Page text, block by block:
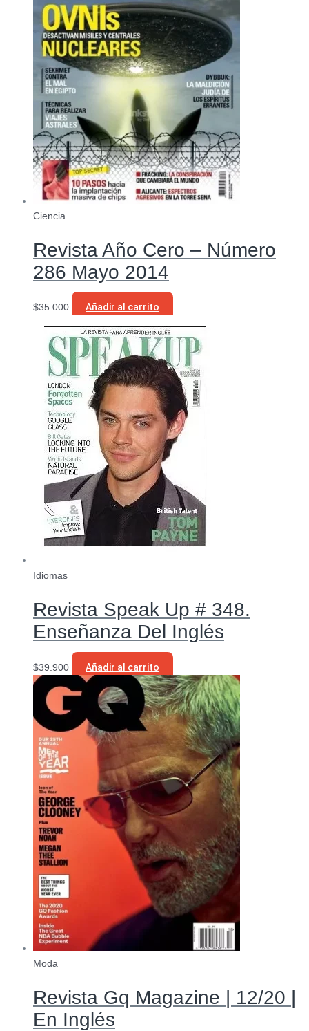
Ciencia
Revista Año Cero – Número
286 Mayo 2014
$35.000 Añadir al carrito
Idiomas
Revista Speak Up # 348.
Enseñanza Del Inglés
$39.900 Añadir al carrito
Moda
Revista Gq Magazine | 12/20 |
En Inglés